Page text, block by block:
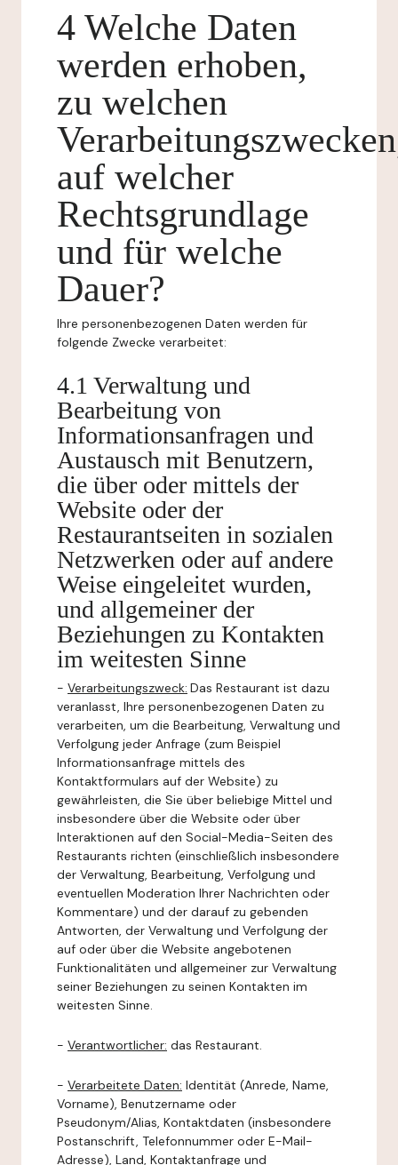
4 Welche Daten
werden erhoben,
zu welchen
auf welcher
Rechtsgrundlage
und für welche
Dauer?
Ihre personenbezogenen Daten werden für
folgende Zwecke verarbeitet:
4.1 Verwaltung und
Bearbeitung von
Informationsanfragen und
Austausch mit Benutzern,
die über oder mittels der
Website oder der
Restaurantseiten in sozialen
Netzwerken oder auf andere
Weise eingeleitet wurden,
und allgemeiner der
Beziehungen zu Kontakten
im weitesten Sinne
- Verarbeitungszweck: Das Restaurant ist dazu
veranlasst, Ihre personenbezogenen Daten zu
verarbeiten, um die Bearbeitung, Verwaltung und
Verfolgung jeder Anfrage (zum Beispiel
Informationsanfrage mittels des
Kontaktformulars auf der Website) zu
gewährleisten, die Sie über beliebige Mittel und
insbesondere über die Website oder über
Interaktionen auf den Social-Media-Seiten des
Restaurants richten (einschließlich insbesondere
der Verwaltung, Bearbeitung, Verfolgung und
eventuellen Moderation Ihrer Nachrichten oder
Kommentare) und der darauf zu gebenden
Antworten, der Verwaltung und Verfolgung der
auf oder über die Website angebotenen
Funktionalitäten und allgemeiner zur Verwaltung
seiner Beziehungen zu seinen Kontakten im
weitesten Sinne.
- Verantwortlicher: das Restaurant.
- Verarbeitete Daten: Identität (Anrede, Name,
Vorname), Benutzername oder
Pseudonym/Alias, Kontaktdaten (insbesondere
Postanschrift, Telefonnummer oder E-Mail-
Adresse), Land, Kontaktanfrage und